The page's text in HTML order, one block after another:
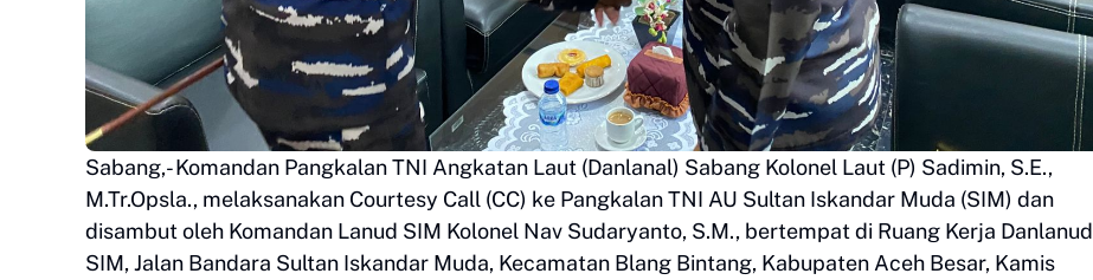
Sabang,- Komandan Pangkalan TNI Angkatan Laut (Danlanal) Sabang Kolonel Laut (P) Sadimin, S.E.,
M.Tr.Opsla., melaksanakan Courtesy Call (CC) ke Pangkalan TNI AU Sultan Iskandar Muda (SIM) dan
disambut oleh Komandan Lanud SIM Kolonel Nav Sudaryanto, S.M., bertempat di Ruang Kerja Danlanud
SIM, Jalan Bandara Sultan Iskandar Muda, Kecamatan Blang Bintang, Kabupaten Aceh Besar, Kamis